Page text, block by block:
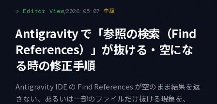
⟐ Editor View/2026-05-07 中級
Antigravity で「参照の検索（Find
References）」が抜ける・空にな
る時の修正手順
Antigravity IDE の Find References が空のまま結果を返
さない、あるいは一部のファイルだけ抜ける現象を、